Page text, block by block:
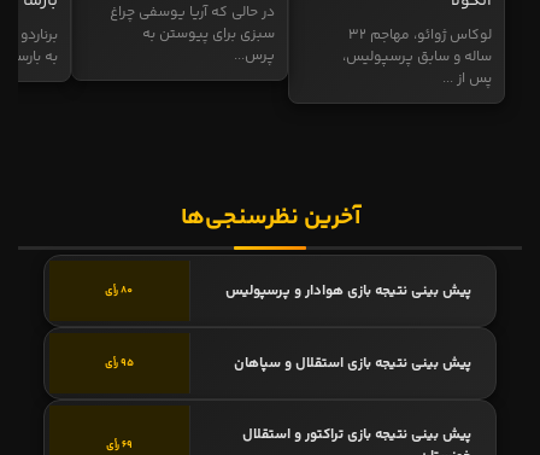
لوکاس ژوائو، مهاجم ۳۲
ساله و سابق پرسپولیس،
پس از ...
در حالی که آریا یوسفی چراغ
سبزی برای پیوستن به
پرس...
برناردو
به بارسا
آخرین نظرسنجی‌ها
پیش بینی نتیجه بازی هوادار و پرسپولیس 80 رأی
پیش بینی نتیجه بازی استقلال و سپاهان 95 رأی
پیش بینی نتیجه بازی تراکتور و استقلال
69 رأی